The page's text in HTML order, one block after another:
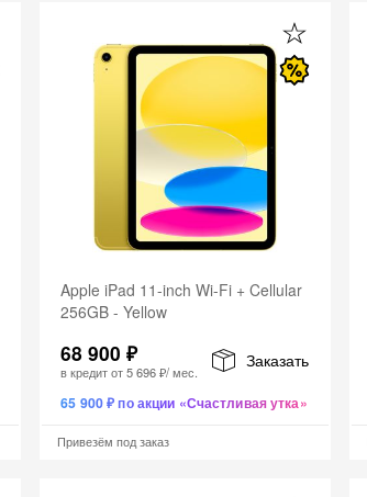
Apple iPad 11-inch Wi-Fi + Cellular
256GB - Yellow
68 900 ₽
в кредит от5 696 ₽/ мес.
Заказать
65 900 ₽ по акции «Счастливая утка»
Привезём под заказ